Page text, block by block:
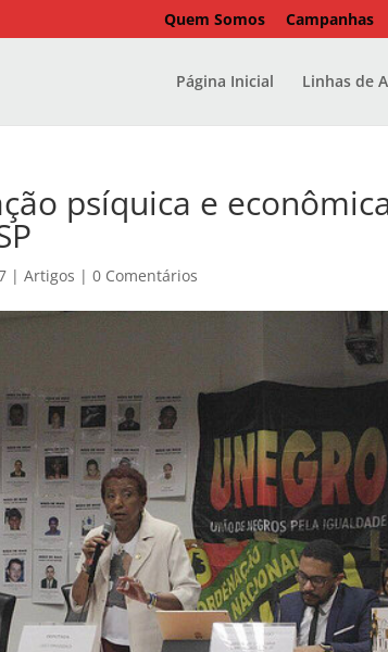
Quem Somos Campanhas
Página Inicial Linhas de
psíquica e
|Artigos |0 Comentários